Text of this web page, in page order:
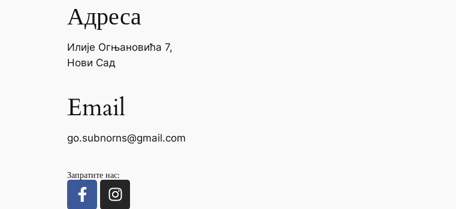
Адреса
Илије Огњановића 7,
Нови Сад
Email
go.subnorns@gmail.com
Запратите нас: